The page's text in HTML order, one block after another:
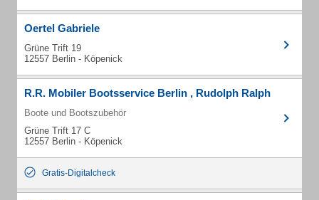
Oertel Gabriele
Grüne Trift 19
12557 Berlin - Köpenick
R.R. Mobiler Bootsservice Berlin , Rudolph Ralph
Boote und Bootszubehör
Grüne Trift 17 C
12557 Berlin - Köpenick
Gratis-Digitalcheck